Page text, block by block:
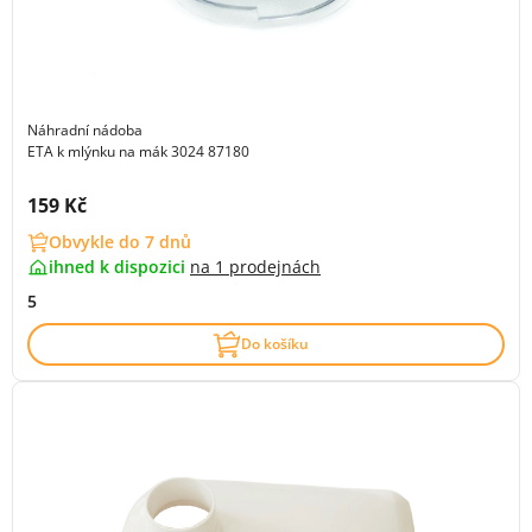
Náhradní nádoba
ETA k mlýnku na mák 3024 87180
Cena s DPH:
159 Kč
Obvykle do 7 dnů
ihned k dispozici na 1 prodejnách
5
Do košíku